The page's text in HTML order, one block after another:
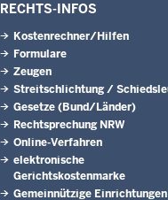
RECHTS-INFOS
Kostenrechner/Hilfen
Formulare
Zeugen
Streitschlichtung /
Gesetze (Bund/Länder)
Rechtsprechung NRW
Online-Verfahren
elektronische
Gerichtskostenmarke
Gemeinnützige Einrichtungen